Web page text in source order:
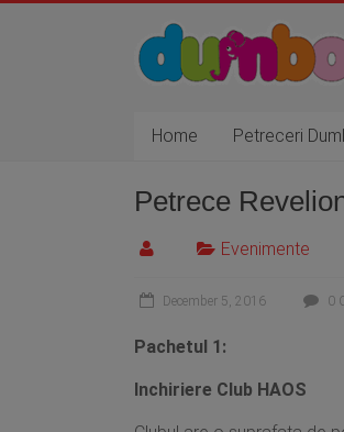
Home Petreceri
Petrece
Evenimente
December 5, 2016 0
Pachetul 1:
Inchiriere Club HAOS